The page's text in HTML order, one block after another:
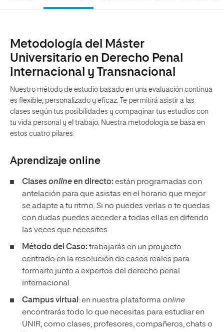
Metodología del Máster
Universitario en Derecho Penal
Internacional y Transnacional
Nuestro método de estudio basado en una evaluación continua
es flexible, personalizado y eficaz. Te permitirá asistir a las
clases según tus posibilidades y compaginar tus estudios con
tu vida personal y el trabajo. Nuestra metodología se basa en
estos cuatro pilares:
Aprendizaje online
Clasesonlineen directo: están programadas con
antelación para que asistas en el horario que mejor
se adapte a tu ritmo. Si no puedes verlas o te quedas
con dudas puedes acceder a todas ellas en diferido
las veces que necesites.
Método del Caso: trabajarás en un proyecto
centrado en la resolución de casos reales para
formarte junto a expertos del derecho penal
internacional.
Campus virtual : en nuestra plataformaonline
encontrarás todo lo que necesitas para estudiar en
UNIR, como clases, profesores, compañeros, chats o